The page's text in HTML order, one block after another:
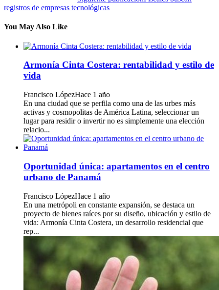
registros de empresas tecnológicas
You May Also Like
Armonía Cinta Costera: rentabilidad y estilo de
vida
Francisco LópezHace 1 año
En una ciudad que se perfila como una de las urbes más
activas y cosmopolitas de América Latina, seleccionar un
lugar para residir o invertir no es simplemente una elección
relacio...
Oportunidad única: apartamentos en el centro
urbano de Panamá
Francisco LópezHace 1 año
En una metrópoli en constante expansión, se destaca un
proyecto de bienes raíces por su diseño, ubicación y estilo de
vida: Armonía Cinta Costera, un desarrollo residencial que
rep...